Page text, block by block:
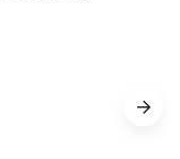
PEYTON Fotpall Beige
sparas